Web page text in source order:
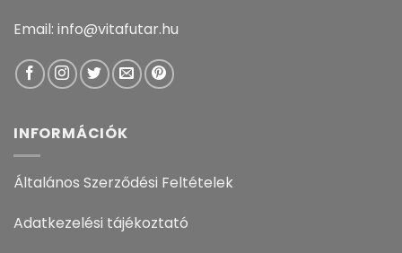
Email: info@vitafutar.hu
INFORMÁCIÓK
Általános Szerződési Feltételek
Adatkezelési tájékoztató